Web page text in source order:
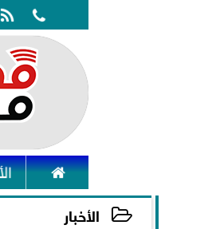
 

الأخبار